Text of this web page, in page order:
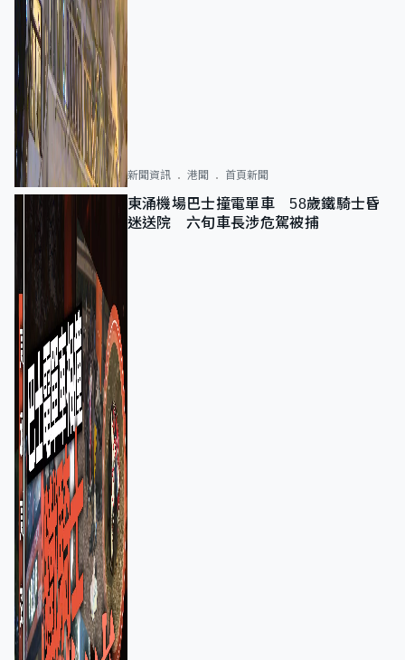
新聞資訊 港聞 首頁新聞
東涌機場巴士撞電單車 58歲鐵騎士昏
迷送院 六旬車長涉危駕被捕